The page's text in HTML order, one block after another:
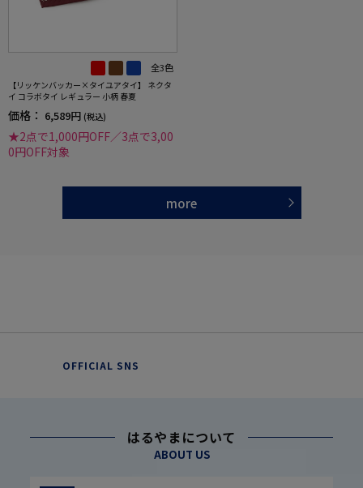
全3色
【リッケンバッカー×タイユアタイ】 ネクタ
イ コラボタイ レギュラー 小柄 春夏
価格： 6,589円 (税込)
★2点で1,000円OFF／3点で3,00
0円OFF対象
more
OFFICIAL SNS
はるやまについて
ABOUT US